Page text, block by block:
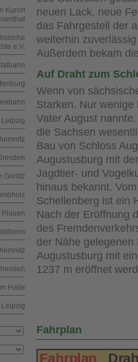
Kurort
e.V.
Görlitz
Plauen
Halle
neuen Lack, neue
das Fahrgestell der
weiterhin
Außerdem bekam
Auf Draht zum
Wenn von
Starken. Nur
Vater August
die Sachsen
Bau von Schloss
Augustusburg mit
Jagdtier- und
hinaus bekannt.
Schellenberg ist ein
Nach der Eröffnung
des
der Nähe
Augustusburg mit
1237 m eröffnet
Fahrplan